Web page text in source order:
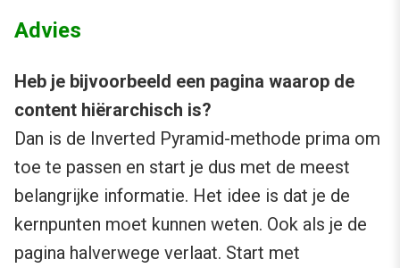
Advies
Heb je bijvoorbeeld een pagina waarop de
content hiërarchisch is?
Dan is de Inverted Pyramid-methode prima om
toe te passen en start je dus met de meest
belangrijke informatie. Het idee is dat je de
kernpunten moet kunnen weten. Ook als je de
pagina halverwege verlaat. Start met